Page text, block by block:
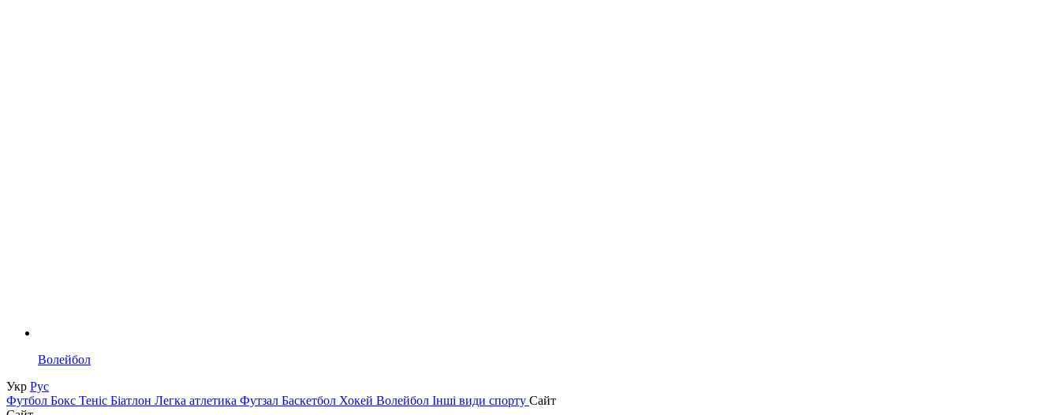
Волейбол
Укр Рус
Футбол Бокс Теніс Біатлон Легка атлетика Футзал Баскетбол Хокей Волейбол Інші види спорту Сайт